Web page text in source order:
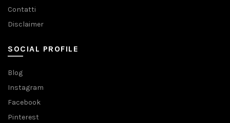
Contatti
Disclaimer
SOCIAL PROFILE
Blog
Instagram
Facebook
Pinterest